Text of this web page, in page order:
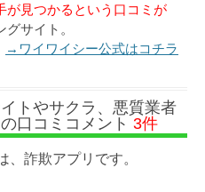
が見つかるという口コミが
サイト。
→ワイワイシー公式はコチラ
トやサクラ、悪質業者
口コミコメント 3件
、詐欺アプリです。